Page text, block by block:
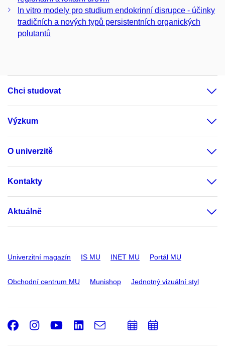
In vitro modely pro studium endokrinní disrupce - účinky
tradičních a nových typů persistentních organických
polutantů
Chci studovat
Výzkum
O univerzitě
Kontakty
Aktuálně
Univerzitní magazín IS MU INET MU Portál MU
Obchodní centrum MU Munishop Jednotný vizuální styl
Facebook
Instagram
Youtube
LinkedIn
e-
Email
PřidatPřidat